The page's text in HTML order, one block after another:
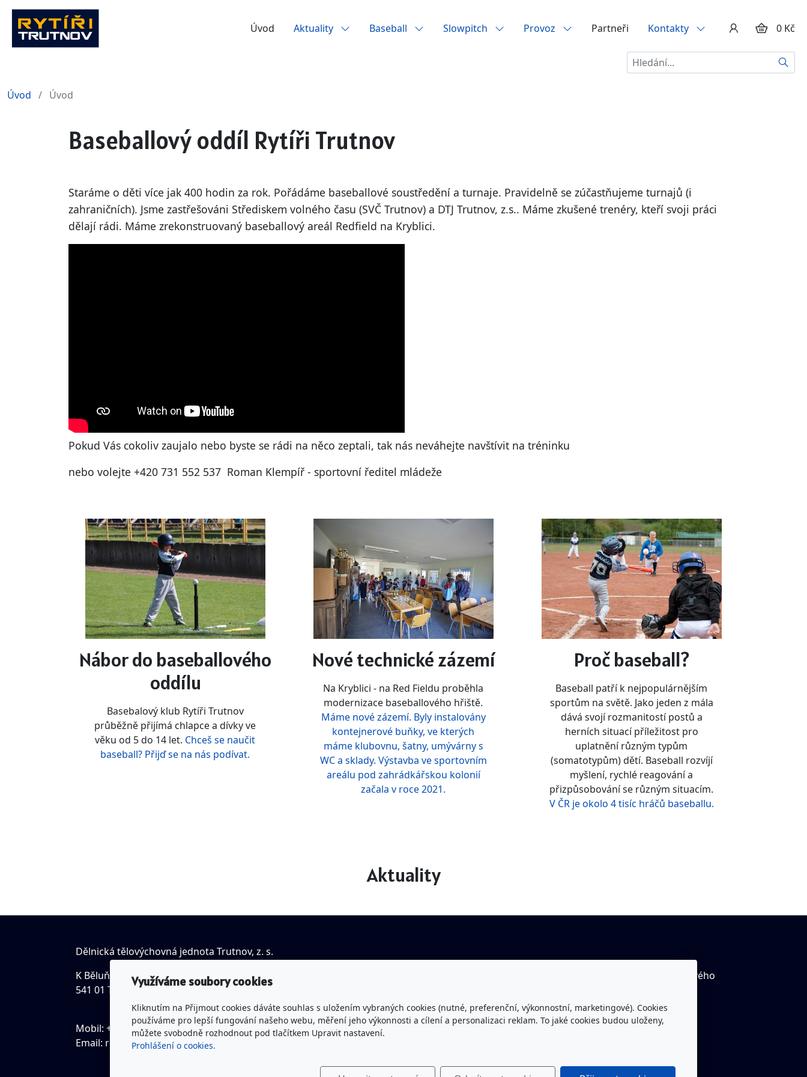
Úvod Aktuality Baseball Slowpitch Provoz Partneři Kontakty 0 Kč
Hledat
Úvod Úvod
Baseballový oddíl Rytíři Trutnov
Staráme o děti více jak 400 hodin za rok. Pořádáme baseballové soustředění a turnaje. Pravidelně se zúčastňujeme turnajů (i
zahraničních). Jsme zastřešováni Střediskem volného času (SVČ Trutnov) a DTJ Trutnov, z.s.. Máme zkušené trenéry, kteří svoji práci
dělají rádi. Máme zrekonstruovaný baseballový areál Redfield na Kryblici.
Pokud Vás cokoliv zaujalo nebo byste se rádi na něco zeptali, tak nás neváhejte navštívit na tréninku
nebo volejte +420 731 552 537 Roman Klempíř - sportovní ředitel mládeže
Nábor do baseballového
oddílu
Basebalový klub Rytíři Trutnov
průběžně přijímá chlapce a dívky ve
věku od 5 do 14 let. Chceš se naučit
baseball? Přijď se na nás podívat.
Nové technické zázemí
Na Kryblici - na Red Fieldu proběhla
modernizace baseballového hřiště.
Máme nové zázemí. Byly instalovány
kontejnerové buňky, ve kterých
máme klubovnu, šatny, umývárny s
WC a sklady. Výstavba ve sportovním
areálu pod zahrádkářskou kolonií
začala v roce 2021.
Proč baseball?
Baseball patří k nejpopulárnějším
sportům na světě. Jako jeden z mála
dává svojí rozmanitostí postů a
herních situací příležitost pro
uplatnění různým typům
(somatotypům) dětí. Baseball rozvíjí
myšlení, rychlé reagování a
přizpůsobování se různým situacím.
V ČR je okolo 4 tisíc hráčů baseballu.
Aktuality
Dělnická tělovýchovná jednota Trutnov, z. s.
K Běluňce 18, Studenec
541 01 Trutnov
Mobil: +420 731 552 537
Email: romanklempir@seznam.cz
u Krajského soudu v Hradci Králové
Bankovní spojení: Česká spořitelna a.s.
Č.ú.: 1300332319/0800
Youtube kanál Rytíři Trutnov včetně živého
Facebook Rytíři Trutnov
Využíváme soubory cookies
Kliknutím na Přijmout cookies dáváte souhlas s uložením vybraných cookies (nutné, preferenční, výkonnostní, marketingové). Cookies
používáme pro lepší fungování našeho webu, měření jeho výkonnosti a cílení a personalizaci reklam. To jaké cookies budou uloženy,
můžete svobodně rozhodnout pod tlačítkem Upravit nastavení.
Prohlášení o cookies.